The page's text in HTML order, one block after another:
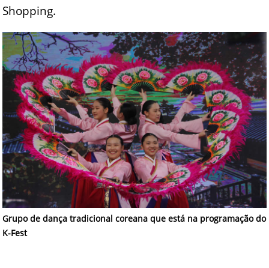
Shopping.
Grupo de dança tradicional coreana que está na programação do
K-Fest